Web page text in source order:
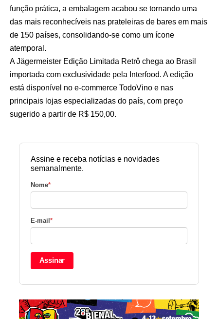
função prática, a embalagem acabou se tornando uma
das mais reconhecíveis nas prateleiras de bares em mais
de 150 países, consolidando-se como um ícone
atemporal.
A Jägermeister Edição Limitada Retrô chega ao Brasil
importada com exclusividade pela Interfood. A edição
está disponível no e-commerce TodoVino e nas
principais lojas especializadas do país, com preço
sugerido a partir de R$ 150,00.
Assine e receba notícias e novidades
semanalmente.
Nome*
E-mail *
Assinar